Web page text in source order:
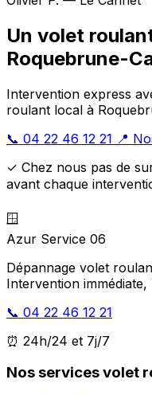
Un volet
Roquebrune-
Intervention express
roulant local à
📞 04 22 46 12 21 📍
✓ Chez nous pas de
avant chaque
🪟
Azur Service 06
Dépannage volet
Intervention immédiate,
📞 04 22 46 12 21
⏰ 24h/24 et 7j/7
Nos services volet